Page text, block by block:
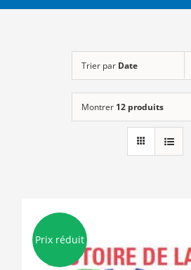
Les événements
Trier par Date
Montrer 12 produits
Prix réduit